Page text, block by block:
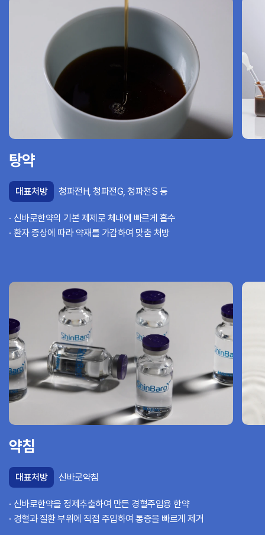
탕약
대표처방 청파전H, 청파전G, 청파전S 등
신바로한약의 기본 제제로 체내에 빠르게 흡수
환자 증상에 따라 약재를 가감하여 맞춤 처방
약침
대표처방 신바로약침
신바로한약을 정제추출하여 만든 경혈주입용 한약
경혈과 질환 부위에 직접 주입하여 통증을 빠르게 제거